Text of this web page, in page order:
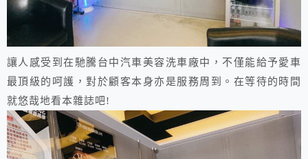
讓人感受到在馳騰台中汽車美容洗車廠中，不僅能給予愛車
最頂級的呵護，對於顧客本身亦是服務周到。在等待的時間
就悠哉地看本雜誌吧!